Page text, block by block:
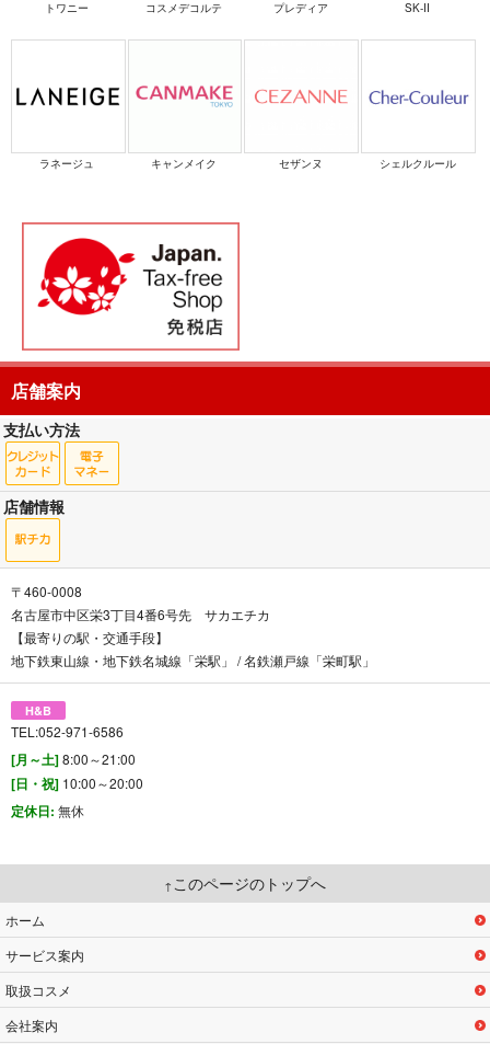
トワニー コスメデコルテ プレディア SK-II
ラネージュ キャンメイク セザンヌ シェルクルール
店舗案内
支払い方法
店舗情報
〒460-0008
名古屋市中区栄3丁目4番6号先 サカエチカ
【最寄りの駅・交通手段】
地下鉄東山線・地下鉄名城線「栄駅」 / 名鉄瀬戸線「栄町駅」
H&B
TEL:052-971-6586
[月～土]8:00～21:00
[日・祝] 10:00～20:00
定休日: 無休
このページのトップへ
ホーム
サービス案内
取扱コスメ
会社案内